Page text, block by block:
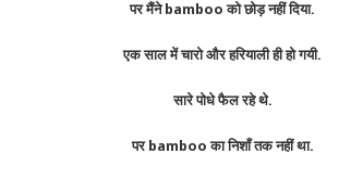
पर मैंने bamboo को छोड़ नहीं दिया.
एक साल में चारो और हरियाली ही हो गयी.
सारे पोधे फैल रहे थे.
पर bamboo का निशाँ तक नहीं था.